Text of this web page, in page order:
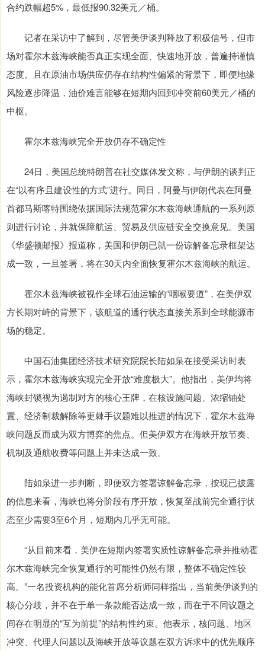
合约跌幅超5%，最低报90.32美元／桶。
记者在采访中了解到，尽管美伊谈判释放了积极信号，但市
场对霍尔木兹海峡能否真正实现全面、快速地开放，普遍持谨慎
态度。且在原油市场供应仍存在结构性偏紧的背景下，即便地缘
风险逐步降温，油价难言能够在短期内回到冲突前60美元／桶的
中枢。
霍尔木兹海峡完全开放仍存不确定性
24日，美国总统特朗普在社交媒体发文称，与伊朗的谈判正
在“以有序且建设性的方式”进行。同日，阿曼与伊朗代表在阿曼
首都马斯喀特围绕依据国际法规范霍尔木兹海峡通航的一系列原
则进行讨论，并就保障航运、贸易及供应链安全交换意见。美国
《华盛顿邮报》报道称，美国和伊朗已就一份谅解备忘录框架达
成一致，一旦签署，将在30天内全面恢复霍尔木兹海峡的航运。
霍尔木兹海峡被视作全球石油运输的“咽喉要道”，在美伊双
方长期对峙的背景下，该航道的通行状态直接关系到全球能源市
场的稳定。
中国石油集团经济技术研究院院长陆如泉在接受采访时表
示，霍尔木兹海峡实现完全开放“难度极大”。他指出，美伊均将
海峡封锁视为遏制对方的核心王牌，在核设施问题、浓缩铀处
置、经济制裁解除等更棘手议题难以推进的情况下，霍尔木兹海
峡问题反而成为双方博弈的焦点。但美伊双方在海峡开放节奏、
机制及通航收费等问题上并未达成一致。
陆如泉进一步判断，即便双方签署谅解备忘录，按现已披露
的信息来看，海峡也将分阶段有序开放，恢复至战前完全通行状
态至少需要3至6个月，短期内几乎无可能。
“从目前来看，美伊在短期内签署实质性谅解备忘录并推动霍
尔木兹海峡完全恢复通行的可能性仍然有限，整体不确定性较
高。”一名投资机构的能化首席分析师同样指出，当前美伊谈判的
核心分歧，并不在于单一条款能否达成一致，而在于不同议题之
间存在明显的“互为前提”的结构性约束。他表示，核问题、地区
冲突、代理人问题以及海峡开放等议题在双方诉求中的优先顺序